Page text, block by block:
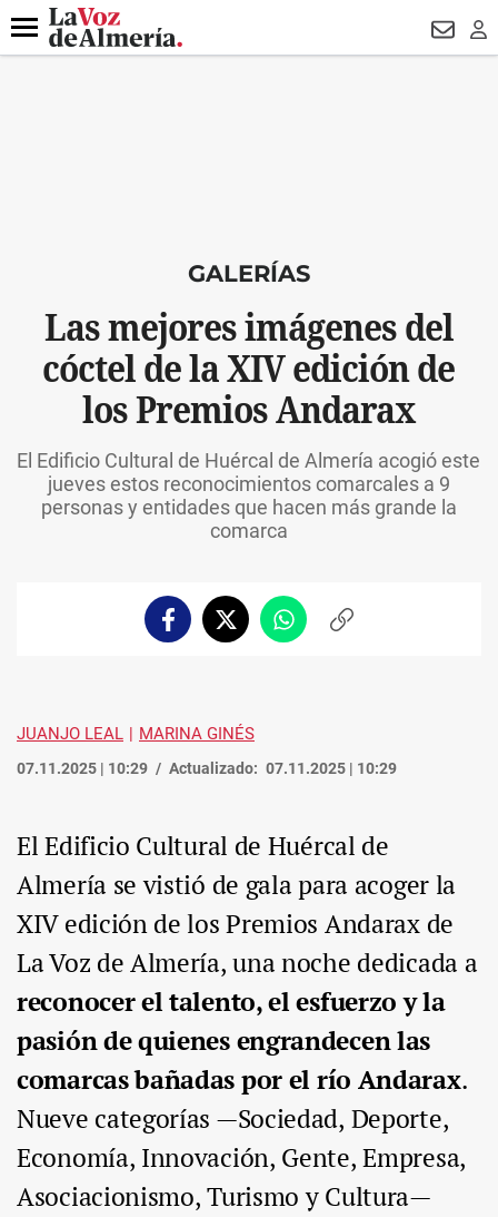
DESTACADO DRON UDA
Menú
GALERÍAS
Las mejores imágenes del
cóctel de la XIV edición de
los Premios Andarax
El Edificio Cultural de Huércal de Almería acogió este
jueves estos reconocimientos comarcales a 9
personas y entidades que hacen más grande la
comarca
FacebookTwitterWhatsappCopiar
JUANJO LEAL MARINA GINÉS
07.11.2025 | 10:29 Actualizado: 07.11.2025 | 10:29
El Edificio Cultural de Huércal de
Almería se vistió de gala para acoger la
XIV edición de los Premios Andarax de
La Voz de Almería, una noche dedicada a
reconocer el talento, el esfuerzo y la
pasión de quienes engrandecen las
comarcas bañadas por el río Andarax.
Nueve categorías —Sociedad, Deporte,
Economía, Innovación, Gente, Empresa,
Asociacionismo, Turismo y Cultura—